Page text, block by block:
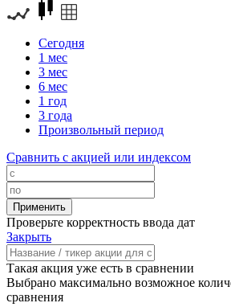
Сегодня
1 мес
3 мес
6 мес
1 год
3 года
Произвольный период
Сравнить с акцией или индексом
Проверьте корректность ввода дат
Закрыть
Такая акция уже есть в сравнении
Выбрано максимально возможное
сравнения